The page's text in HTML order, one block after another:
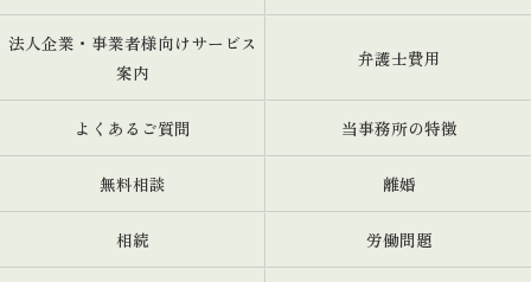
法人企業・事業者様向けサービス
案内
弁護士費用
よくあるご質問 当事務所の特徴
無料相談 離婚
相続 労働問題